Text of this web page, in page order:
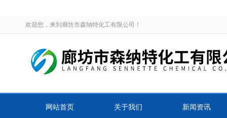
欢迎您，来到廊坊市森纳特化工有限公司！
网站首页 关于我们 新闻资讯